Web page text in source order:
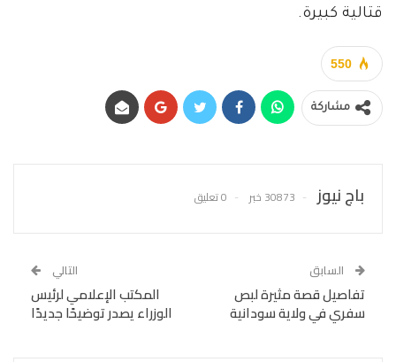
قتالية كبيرة.
550
مشاركة
باج نيوز 30873 خبر 0 تعليق
السابق
تفاصيل قصة مثيرة لبص
سفري في ولاية سودانية
التالي
المكتب الإعلامي لرئيس
الوزراء يصدر توضيحًا جديدًا